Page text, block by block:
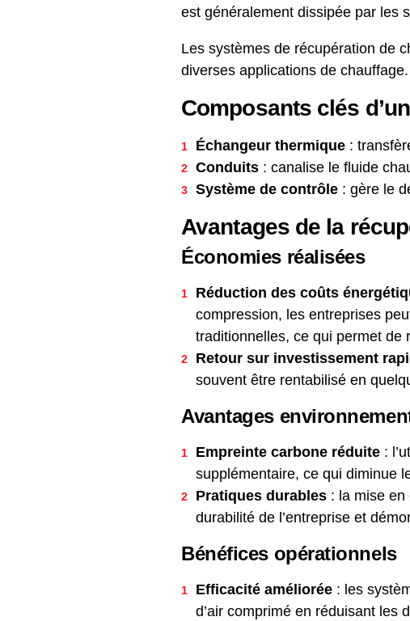
est généralement dissipée par les
Les systèmes de récupération de
diverses applications de chauffage.
Composants clés
Échangeur thermique :
Conduits : canalise le fluide
Système de contrôle : gère le
Avantages de la
Économies réalisées
Réduction des coûts
compression, les entreprises
traditionnelles, ce qui permet de
Retour sur investissement
souvent être rentabilisé en
Avantages
Empreinte carbone réduite :
supplémentaire, ce qui diminue
Pratiques durables : la mise
durabilité de l’entreprise et
Bénéfices opérationnels
Efficacité améliorée : les
d’air comprimé en réduisant les